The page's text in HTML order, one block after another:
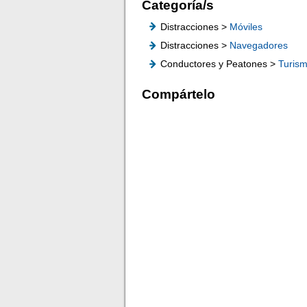
Categoría/s
Distracciones > Móviles
Distracciones > Navegadores
Conductores y Peatones >
Compártelo